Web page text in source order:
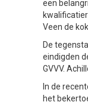
een
Veen de
De
eindigden
GVVV.
In de
het